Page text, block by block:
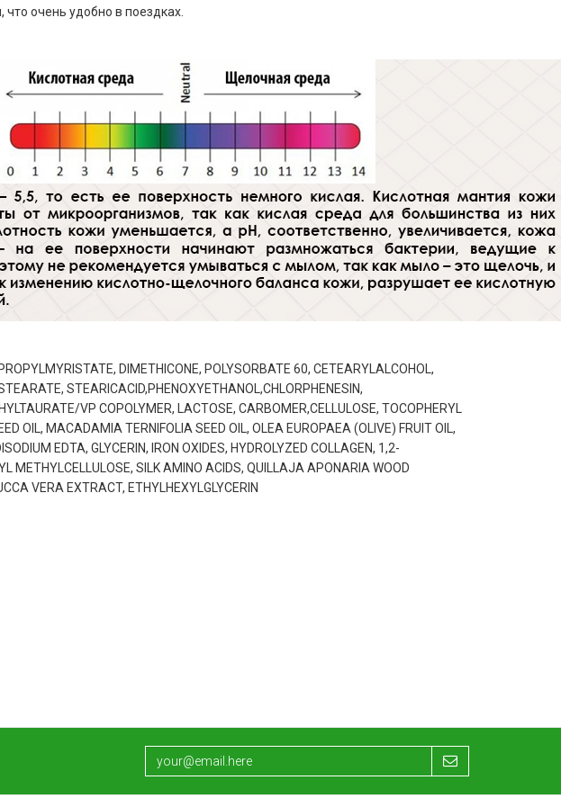
очень удобно в поездках.
DIMETHICONE, POLYSORBATE 60, CETEARYLALCOHOL,
STEARICACID,PHENOXYETHANOL,CHLORPHENESIN,
VP COPOLYMER, LACTOSE, CARBOMER,CELLULOSE, TOCOPHERYL
OIL, MACADAMIA TERNIFOLIA SEED OIL, OLEA EUROPAEA (OLIVE) FRUIT OIL,
EDTA, GLYCERIN, IRON OXIDES, HYDROLYZED COLLAGEN, 1,2-
METHYLCELLULOSE, SILK AMINO ACIDS, QUILLAJA APONARIA WOOD
VERA EXTRACT, ETHYLHEXYLGLYCERIN